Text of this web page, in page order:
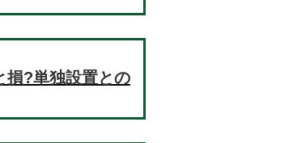
損?単独設置との